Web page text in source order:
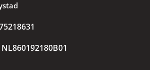
NL860192180B01